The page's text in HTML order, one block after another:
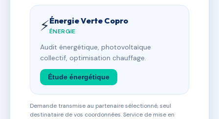
⚡Énergie Verte Copro
ÉNERGIE
Audit énergétique, photovoltaïque
collectif, optimisation chauffage.
Étude énergétique
Demande transmise au partenaire sélectionné, seul
destinataire de vos coordonnées. Service de mise en